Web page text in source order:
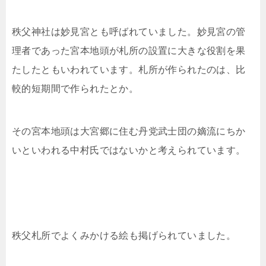
秩父神社は妙見宮とも呼ばれていました。妙見宮の管
理者であった宮本地頭が札所の設置に大きな役割を果
たしたともいわれています。札所が作られたのは、比
較的短期間で作られたとか。
その宮本地頭は大宮郷に住む丹党武士団の嫡流にちか
いといわれる中村氏ではないかと考えられています。
秩父札所でよくみかける絵も掲げられていました。